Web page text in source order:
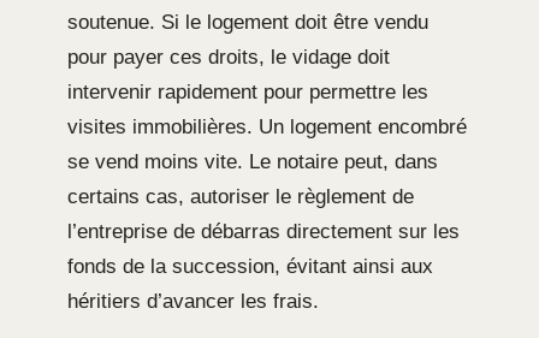
soutenue. Si le logement doit être vendu
pour payer ces droits, le vidage doit
intervenir rapidement pour permettre les
visites immobilières. Un logement encombré
se vend moins vite. Le notaire peut, dans
certains cas, autoriser le règlement de
l’entreprise de débarras directement sur les
fonds de la succession, évitant ainsi aux
héritiers d’avancer les frais.